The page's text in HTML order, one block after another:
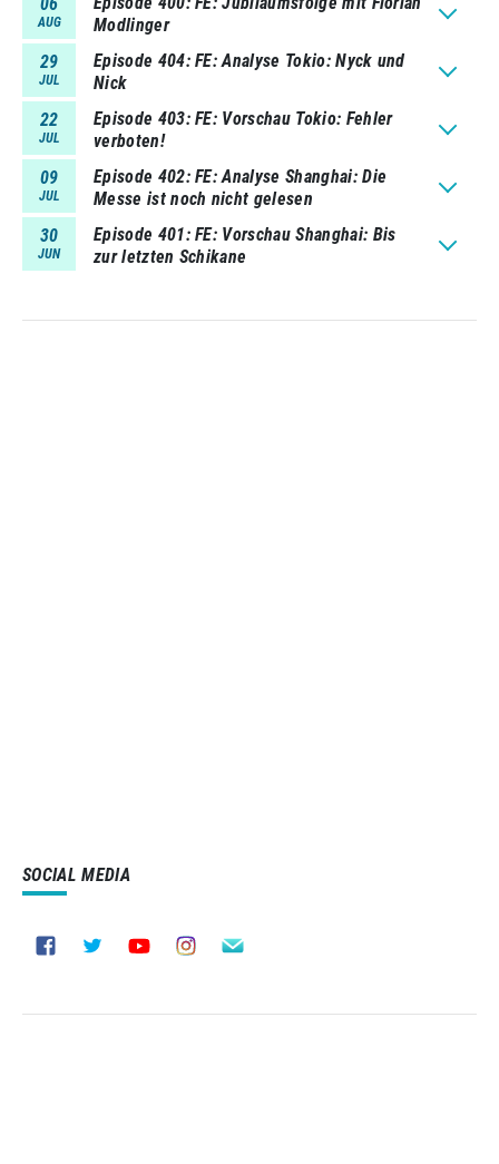
AUG
Modlinger
29
JUL
Episode 404 FE: Analyse Tokio: Nyck und
Nick
22
JUL
Episode 403 FE: Vorschau Tokio: Fehler
verboten!
09
JUL
Episode 402 FE: Analyse Shanghai: Die
Messe ist noch nicht gelesen
30
JUN
Episode 401 FE: Vorschau Shanghai: Bis
zur letzten Schikane
SOCIAL MEDIA